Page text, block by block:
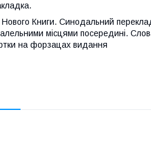
Нового Книги. Синодальний
місцями посередині.
на форзацах видання